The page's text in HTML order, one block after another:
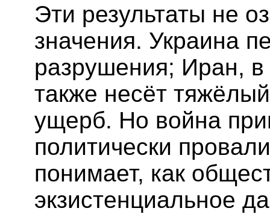
Эти результаты не
значения. Украина
разрушения; Иран,
также несёт
ущерб. Но война
политически
понимает, как
экзистенциальное